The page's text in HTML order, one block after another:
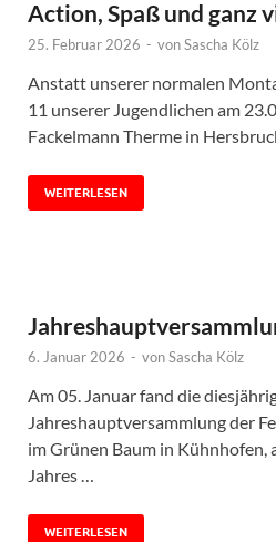
Action, Spaß und ganz
25. Februar 2026 - vonSascha Kölz
Anstatt unserer normalen
11 unserer Jugendlichen am
Fackelmann Therme in
WEITERLESEN
6. Januar 2026 - vonSascha Kölz
Am 05. Januar fand die
Jahreshauptversammlung der
im Grünen Baum in Kühnhofen,
Jahres …
WEITERLESEN